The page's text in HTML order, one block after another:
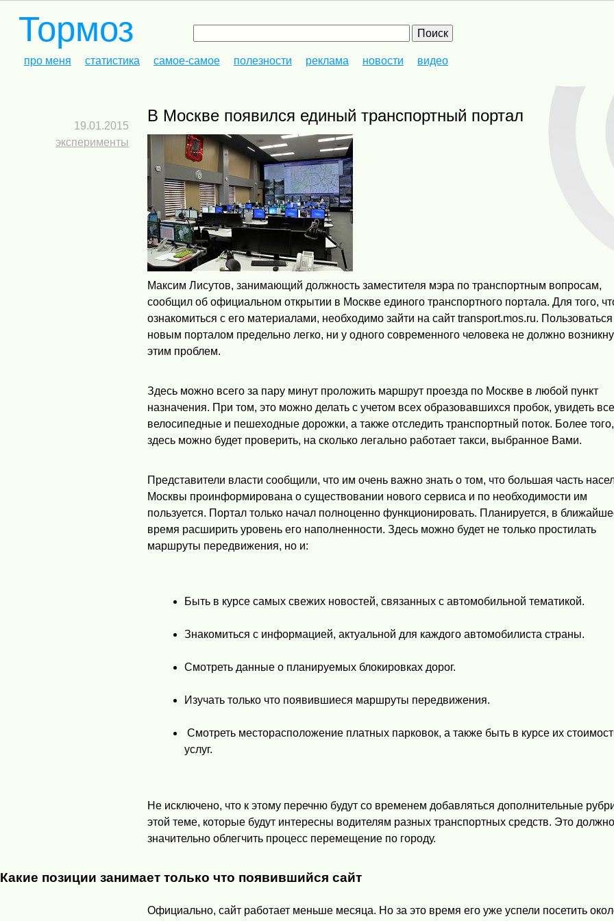
Тормоз
про меня статистика самое-самое полезности реклама новости видео
В Москве появился единый транспортный портал
19.01.2015
эксперименты
Максим Лисутов, занимающий должность заместителя мэра по транспортным вопросам,
сообщил об официальном открытии в Москве единого транспортного портала. Для того,
ознакомиться с его материалами, необходимо зайти на сайт transport.mos.ru. Пользоваться
новым порталом предельно легко, ни у одного современного человека не должно
этим проблем.
Здесь можно всего за пару минут проложить маршрут проезда по Москве в любой пункт
назначения. При том, это можно делать с учетом всех образовавшихся пробок, увидеть все
велосипедные и пешеходные дорожки, а также отследить транспортный поток. Более того,
здесь можно будет проверить, на сколько легально работает такси, выбранное Вами.
Представители власти сообщили, что им очень важно знать о том, что большая часть
Москвы проинформирована о существовании нового сервиса и по необходимости им
пользуется. Портал только начал полноценно функционировать. Планируется, в
время расширить уровень его наполненности. Здесь можно будет не только простилать
маршруты передвижения, но и:
Быть в курсе самых свежих новостей, связанных с автомобильной тематикой.
Знакомиться с информацией, актуальной для каждого автомобилиста страны.
Смотреть данные о планируемых блокировках дорог.
Изучать только что появившиеся маршруты передвижения.
Смотреть месторасположение платных парковок, а также быть в курсе их
услуг.
Не исключено, что к этому перечню будут со временем добавляться дополнительные
этой теме, которые будут интересны водителям разных транспортных средств. Это должно
значительно облегчить процесс перемещение по городу.
Какие позиции занимает только что появившийся сайт
Официально, сайт работает меньше месяца. Но за это время его уже успели посетить